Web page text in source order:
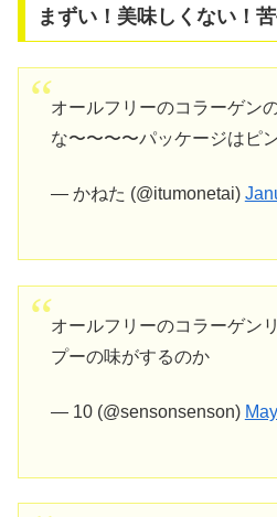
まずい！美味しくない！
オールフリーのコラーゲン
な〜〜〜〜パッケージはピ
— かねた (@itumonetai)
オールフリーのコラーゲン
プーの味がするのか
— 10 (@sensonsenson)